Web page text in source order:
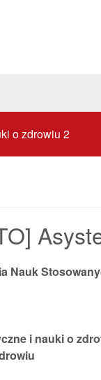
o zdrowiu 2
Nauk
i nauki o